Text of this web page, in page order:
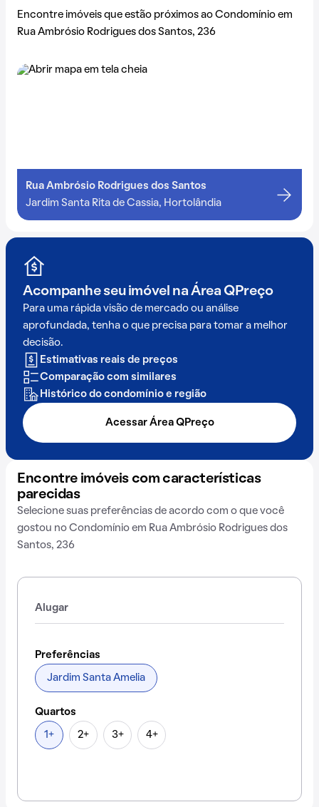
Encontre imóveis que estão próximos ao Condomínio em
Rua Ambrósio Rodrigues dos Santos, 236
Rua Ambrósio Rodrigues dos Santos
Jardim Santa Rita de Cassia, Hortolândia
Acompanhe seu imóvel na Área QPreço
Para uma rápida visão de mercado ou análise
aprofundada, tenha o que precisa para tomar a melhor
decisão.
Estimativas reais de preços
Comparação com similares
Histórico do condomínio e região
Acessar Área QPreço
Encontre imóveis com características
parecidas
Selecione suas preferências de acordo com o que você
gostou no Condomínio em Rua Ambrósio Rodrigues dos
Santos, 236
Alugar
Preferências
Jardim Santa Amelia
Quartos
1+ 2+ 3+ 4+